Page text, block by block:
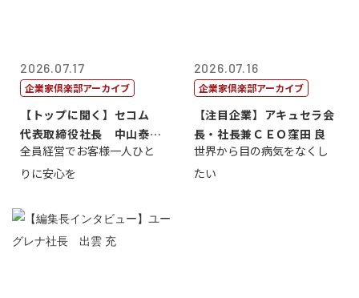
2026.07.17
企業家倶楽部アーカイブ
【トップに聞く】セコム
代表取締役社長 中山泰
男
全員経営でお客様一人ひと
りに安心を
2026.07.16
企業家倶楽部アーカイブ
【注目企業】アキュセラ会
長・社長兼ＣＥＯ窪田 良
世界から目の病気をなくし
たい